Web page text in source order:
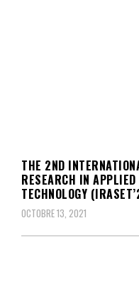
THE 2ND
RESEARCH IN
TECHNOLOGY
OCTOBRE 13, 2021